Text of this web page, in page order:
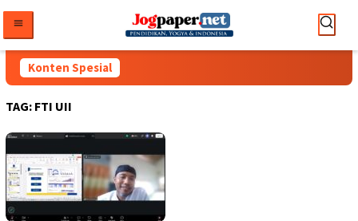
konten
Konten Spesial
TAG: FTI UII